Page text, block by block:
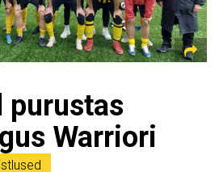
purustas
Warriori